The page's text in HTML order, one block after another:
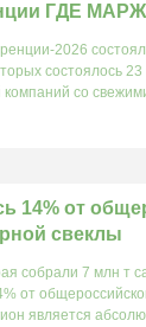
ГДЕ
2026
состоялось
компаний со
14% от
свеклы
собрали 7 млн т
от
является